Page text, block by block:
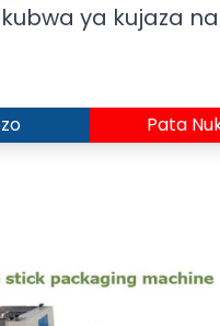
ya kujaza na
Pata